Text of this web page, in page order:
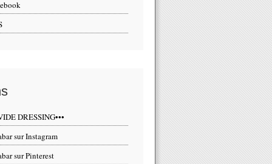
DRESSING•••
sur Instagram
sur Pinterest